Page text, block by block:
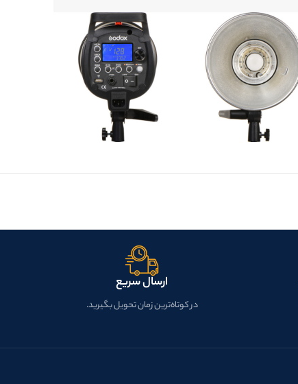
ارسال سریع
در کوتاه‌ترین زمان تحویل بگیرید.